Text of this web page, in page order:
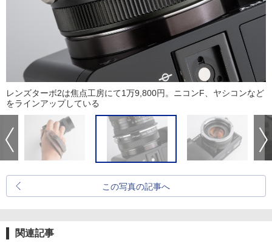
レンズターボ2は焦点工房にて1万9,800円。ニコンF、ヤシコンなど
をラインアップしている
この写真の記事へ
関連記事